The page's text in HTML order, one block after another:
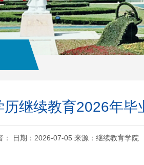
继续教育2026年毕
： 日期：2026-07-05 来源：继续教育学院